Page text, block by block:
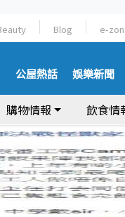
Blog e-
公屋熱話 娛樂新聞
購物情報 飲食情